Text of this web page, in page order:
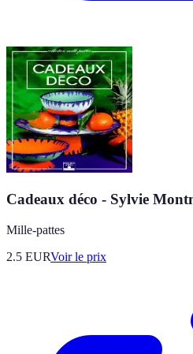
Cadeaux déco - Sylvie
Mille-pattes
2.5 EURVoir le prix